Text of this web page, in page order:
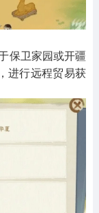
保卫家园或开疆
进行远程贸易获